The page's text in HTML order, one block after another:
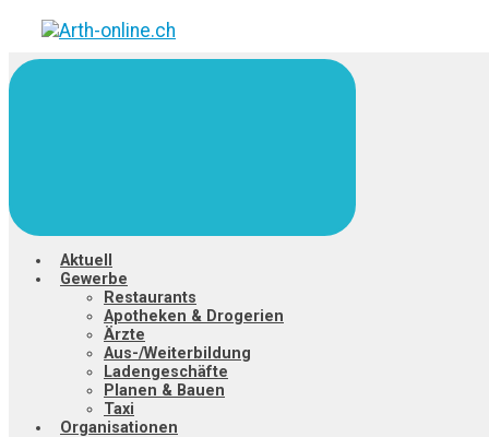
Zum
Hauptinhalt
springen
Aktuell
Gewerbe
Restaurants
Apotheken & Drogerien
Ärzte
Aus-/Weiterbildung
Ladengeschäfte
Planen & Bauen
Taxi
Organisationen